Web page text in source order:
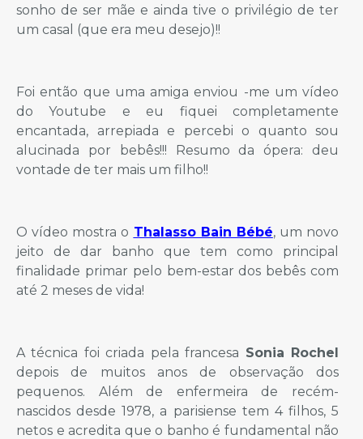
sonho de ser mãe e ainda tive o privilégio de ter
um casal (que era meu desejo)!!
Foi então que uma amiga enviou -me um vídeo
do Youtube e eu fiquei completamente
encantada, arrepiada e percebi o quanto sou
alucinada por bebês!!! Resumo da ópera: deu
vontade de ter mais um filho!!
O vídeo mostra o Thalasso Bain Bébé, um novo
jeito de dar banho que tem como principal
finalidade primar pelo bem-estar dos bebês com
até 2 meses de vida!
A técnica foi criada pela francesa Sonia Rochel
depois de muitos anos de observação dos
pequenos. Além de enfermeira de recém-
nascidos desde 1978, a parisiense tem 4 filhos, 5
netos e acredita que o banho é fundamental não